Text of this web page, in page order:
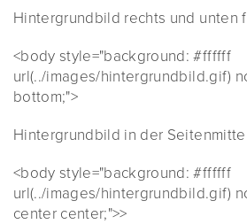
Hintergrundbild rechts und unten
<body style="background: #ffffff
url(../images/hintergrundbild.gif)
bottom;">
Hintergrundbild in der
<body style="background: #ffffff
url(../images/hintergrundbild.gif)
center center;">>